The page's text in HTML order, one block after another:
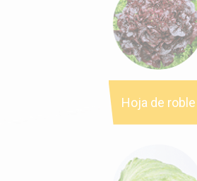
Hoja de roble